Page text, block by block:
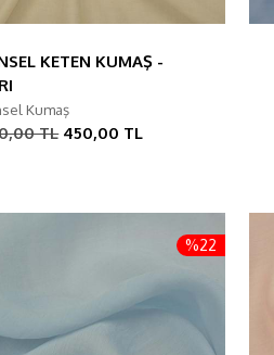
KETEN KUMAŞ -
Kumaş
TL 450,00 TL
%22